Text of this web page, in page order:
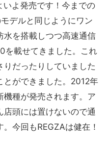
よ発売です！今までの
デルと同じようにワン
水を搭載しつつ高速通信
を載せてきました。これ
りだったりしていました
とができました。2012年
種が発売されます。ア
店頭には置けないので通
今回もREGZAは健在！